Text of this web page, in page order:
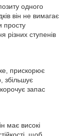
одного
він не вимагає
просту
різних ступенів
прискорює
збільшує
запас
має високі